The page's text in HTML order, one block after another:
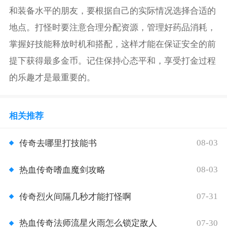
和装备水平的朋友，要根据自己的实际情况选择合适的
地点。打怪时要注意合理分配资源，管理好药品消耗，
掌握好技能释放时机和搭配，这样才能在保证安全的前
提下获得最多金币。记住保持心态平和，享受打金过程
的乐趣才是最重要的。
相关推荐
传奇去哪里打技能书 08-03
热血传奇嗜血魔剑攻略 08-03
传奇烈火间隔几秒才能打怪啊 07-31
热血传奇法师流星火雨怎么锁定敌人 07-30